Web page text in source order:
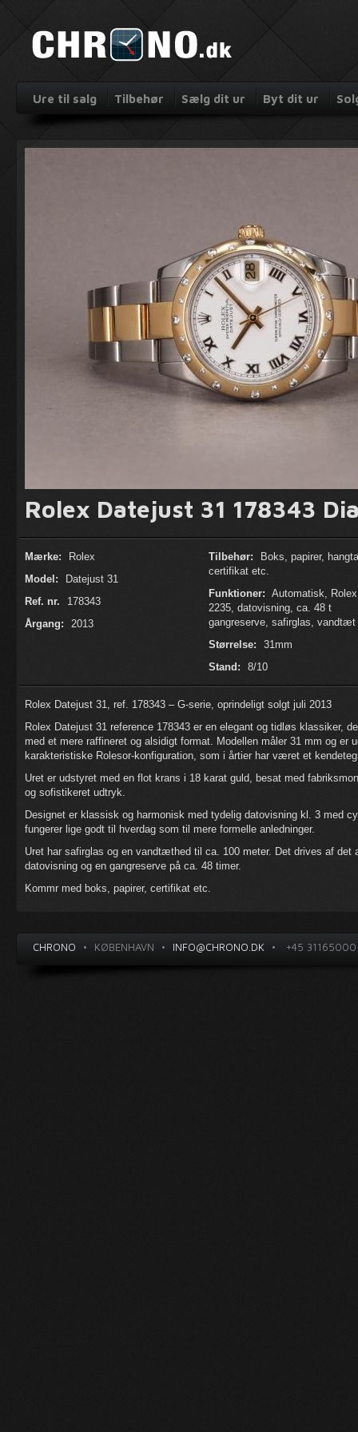
Ure til salg Tilbehør Sælg dit ur Byt dit ur
Rolex Datejust 31 178343
Mærke:
Rolex
Model:
Datejust 31
Ref. nr.
178343
Årgang:
2013
Tilbehør:
Boks, papirer,
certifikat etc.
Funktioner: Automatisk,
2235, datovisning, ca. 48 t
gangreserve, safirglas, vandtæt
Størrelse:
31mm
Stand:
8/10
Rolex Datejust 31, ref. 178343 – G-serie, oprindeligt solgt juli 2013
Rolex Datejust 31 reference 178343 er en elegant og tidløs klassiker,
med et mere raffineret og alsidigt format. Modellen måler 31 mm og er
karakteristiske Rolesor-konfiguration, som i årtier har været et
Uret er udstyret med en flot krans i 18 karat guld, besat med
og sofistikeret udtryk.
Designet er klassisk og harmonisk med tydelig datovisning kl. 3 med
fungerer lige godt til hverdag som til mere formelle anledninger.
Uret har safirglas og en vandtæthed til ca. 100 meter. Det drives af det
datovisning og en gangreserve på ca. 48 timer.
Kommr med boks, papirer, certifikat etc.
CHRONO • KØBENHAVN • INFO@CHRONO.DK • +45 31165000